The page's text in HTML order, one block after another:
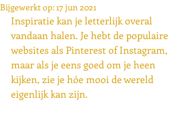
Bijgewerkt op:17 jun 2021
Inspiratie kan je letterlijk overal
vandaan halen. Je hebt de populaire
websites als Pinterest of Instagram,
maar als je eens goed om je heen
kijken, zie je hóe mooi de wereld
eigenlijk kan zijn.